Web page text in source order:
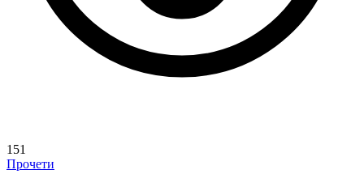
151
Прочети